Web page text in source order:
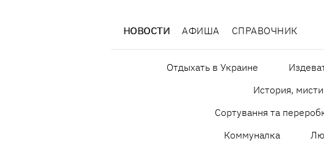
НОВОСТИ АФИША СПРАВОЧНИК
Отдыхать в Украине
История,
Сортування та
Коммуналка